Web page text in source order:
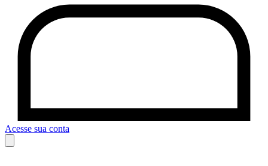
Acesse sua conta